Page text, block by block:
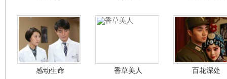
感动生命 香草美人 百花深处